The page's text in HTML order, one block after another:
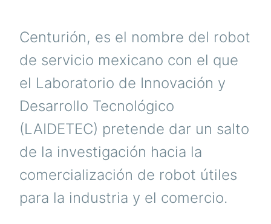
Centurión, es el nombre del robot
de servicio mexicano con el que
el Laboratorio de Innovación y
Desarrollo Tecnológico
(LAIDETEC) pretende dar un salto
de la investigación hacia la
comercialización de robot útiles
para la industria y el comercio.